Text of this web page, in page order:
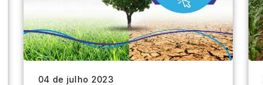
04 de julho 2023